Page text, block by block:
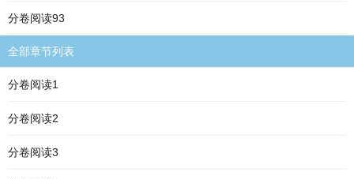
分卷阅读93
全部章节列表
分卷阅读1
分卷阅读2
分卷阅读3